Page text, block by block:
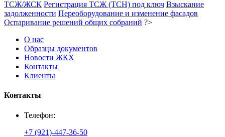
ТСЖ/ЖСК Регистрация ТСЖ (ТСН) под ключ Взыскание
задолженности Переоборудование и изменение фасадов
Оспаривание решений общих собраний ?>
О нас
Образцы документов
Новости ЖКХ
Контакты
Клиенты
Контакты
Телефон:
+7 (921)-447-36-50